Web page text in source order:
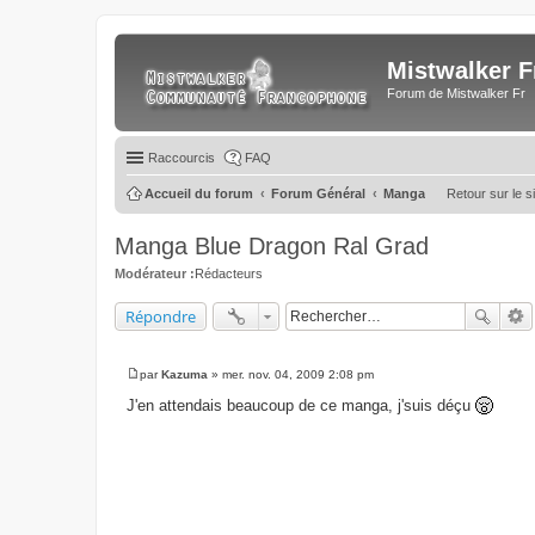
Mistwalker
Forum de Mistwalker Fr
Raccourcis FAQ
Retour sur le
Accueil du forum Forum Général Manga
Manga Blue Dragon Ral Grad
Modérateur :Rédacteurs
Répondre
M
s
parKazuma » mer. nov. 04, 2009 2:08 pm
J'en attendais beaucoup de ce manga, j'suis déçu